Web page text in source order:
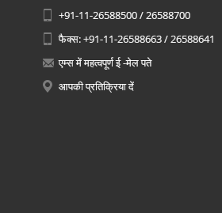
+91-11-26588500 / 26588700
फैक्स: +91-11-26588663 / 26588641
एम्स में महत्वपूर्ण ई -मेल पते
आपकी प्रतिक्रिया दें